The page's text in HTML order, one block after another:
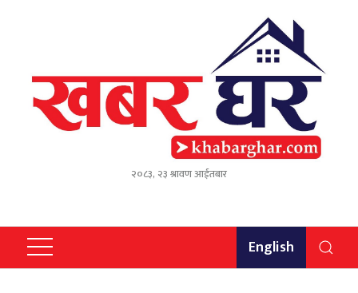
२०८३, २३ श्रावण आईतबार
English